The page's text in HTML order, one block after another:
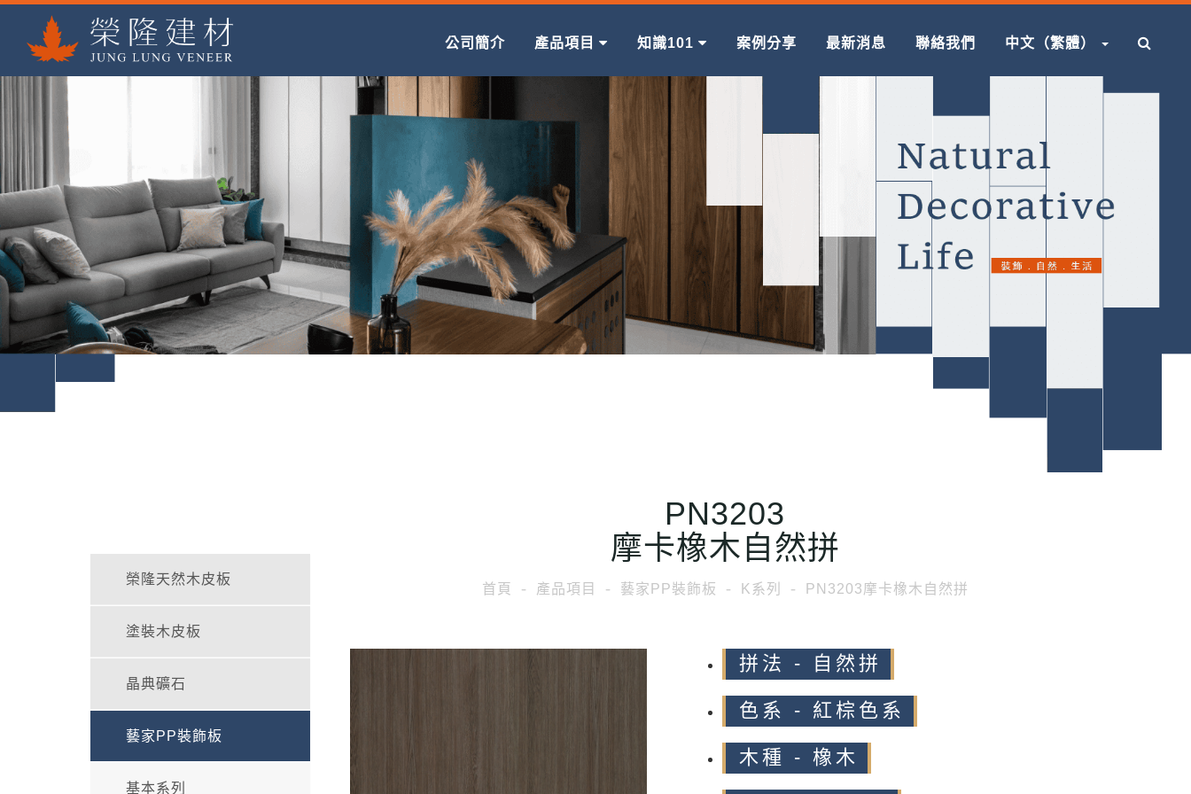
公司簡介 產品項目 知識101 案例分享 最新消息 聯絡我們 中文（繁體）
榮隆天然木皮板
塗裝木皮板
晶典礦石
藝家PP裝飾板
基本系列
PN3203
摩卡橡木自然拼
首頁 產品項目 藝家PP裝飾板 K系列 PN3203摩卡橡木自然拼
拼法 - 自然拼
色系 - 紅棕色系
木種 - 橡木